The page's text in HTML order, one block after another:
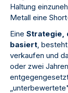
Haltung
Metall eine
Eine Strategie,
basiert ,
verkaufen und
oder zwei